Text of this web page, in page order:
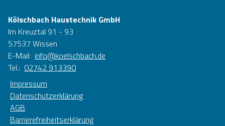
Kölschbach Haustechnik GmbH
Im Kreuztal 91 - 93
57537 Wissen
E-Mail: info@koelschbach.de
Tel.: 02742 913390
Impressum
Datenschutzerklärung
AGB
Barrierefreiheitserklärung